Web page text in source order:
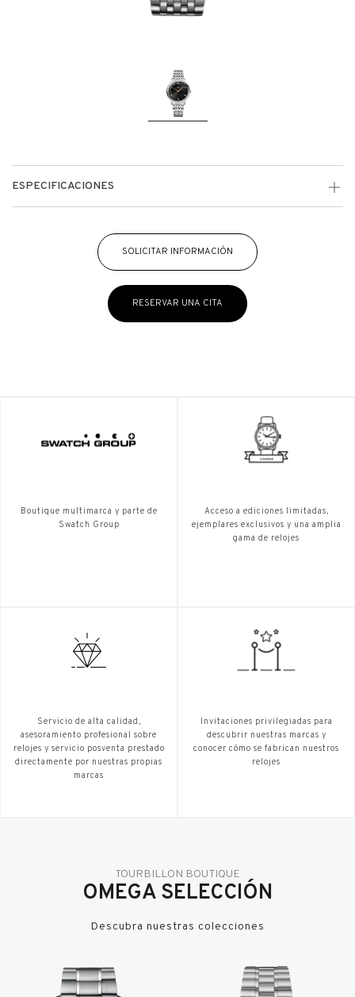
ESPECIFICACIONES
SOLICITAR INFORMACIÓN
RESERVAR UNA CITA
Boutique multimarca y parte de
Swatch Group
Acceso a ediciones limitadas,
ejemplares exclusivos y una amplia
gama de relojes
Servicio de alta calidad,
asesoramiento profesional sobre
relojes y servicio posventa prestado
directamente por nuestras propias
marcas
Invitaciones privilegiadas para
descubrir nuestras marcas y
conocer cómo se fabrican nuestros
relojes
TOURBILLON BOUTIQUE
OMEGA SELECCIÓN
Descubra nuestras colecciones